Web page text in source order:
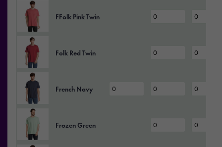
FFolk Pink Twin
Folk Red Twin
French Navy
Frozen Green